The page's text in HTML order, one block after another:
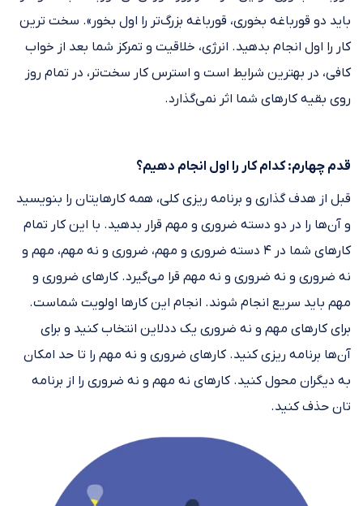
باید دو قورباغه بخوری، قورباغه بزرگ‌تر را اول بخور». سخت ترین
کار را اول انجام بدهید. انرژی، خلاقیت و تمرکز شما بعد از خواب
کافی، در بهترین شرایط است و استرس کار سخت‌تر، در تمام روز
روی بقیه کارهای شما اثر نمی‌گذارد.
قدم چهارم: کدام کار را اول انجام دهیم؟
قبل از هدف گذاری و برنامه ریزی کلی، همه کارهایتان را بنویسید
و آن‌ها را در دو دسته ضروری و مهم قرار بدهید. با این کار تمام
کارهای شما در ۴ دسته ضروری و مهم، ضروری و نه مهم، مهم و
نه ضروری و نه ضروری و نه مهم قرا می‌گیرد. کارهای ضروری و
مهم باید سریع انجام شوند. انجام این کارها اولویت شماست.
برای کارهای مهم و نه ضروری یک ددلاین انتخاب کنید و برای
آن‌ها برنامه ریزی کنید. کارهای ضروری و نه مهم را تا حد امکان
به دیگران محول کنید. کارهای نه مهم و نه ضروری را از برنامه
تان حذف کنید.